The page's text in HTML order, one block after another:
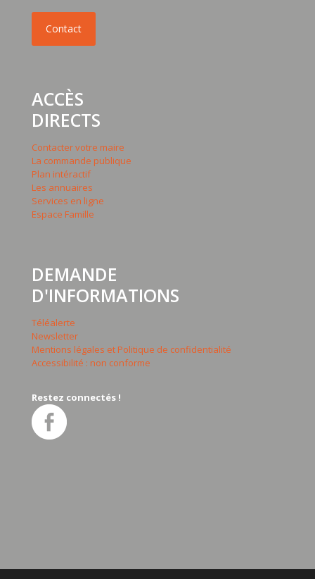
ACCÈS
DIRECTS
Contacter votre maire
La commande publique
Plan intéractif
Les annuaires
Services en ligne
Espace Famille
DEMANDE
D'INFORMATIONS
Téléalerte
Newsletter
Mentions légales et Politique de confidentialité
Accessibilité : non conforme
Restez connectés !